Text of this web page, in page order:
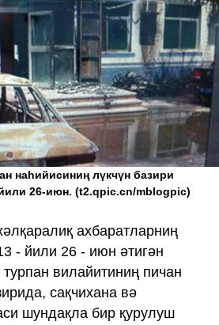
наһийисиниң лүкчүн базири
йили 26-июн.(t2.qpic.cn/mblogpic)
ахбаратларниң
- йили 26 - июн әтигән
вилайитиниң пичан
сақчихана вә
шундақла бир қурулуш